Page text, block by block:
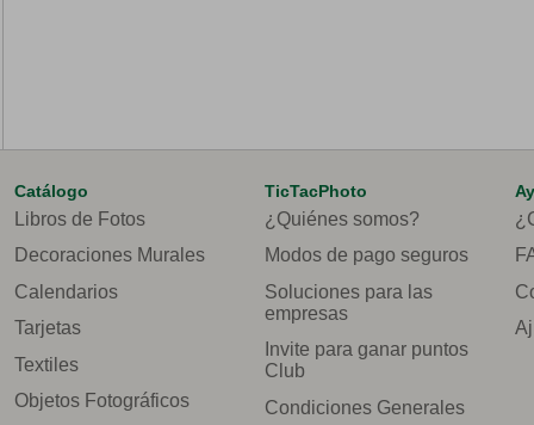
Catálogo
Libros de Fotos
Decoraciones Murales
Calendarios
Tarjetas
Textiles
Objetos Fotográficos
TicTacPhoto
¿Quiénes somos?
Modos de pago seguros
Soluciones para las
empresas
Invite para ganar puntos
Club
Condiciones Generales